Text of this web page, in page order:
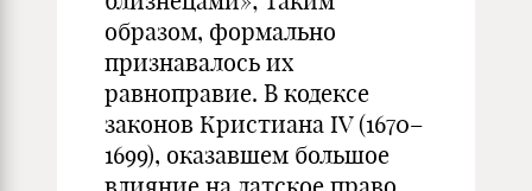
образом, формально
признавалось их
равноправие. В кодексе
законов Кристиана IV (1670–
1699), оказавшем большое